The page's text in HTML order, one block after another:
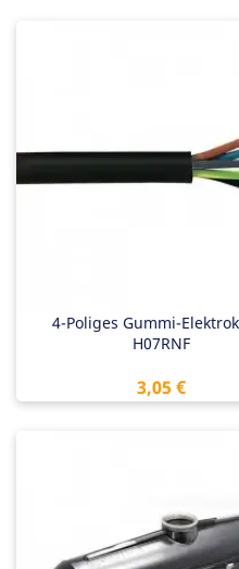
4-Poliges Gummi-
H07RNF
Preis
3,05 €